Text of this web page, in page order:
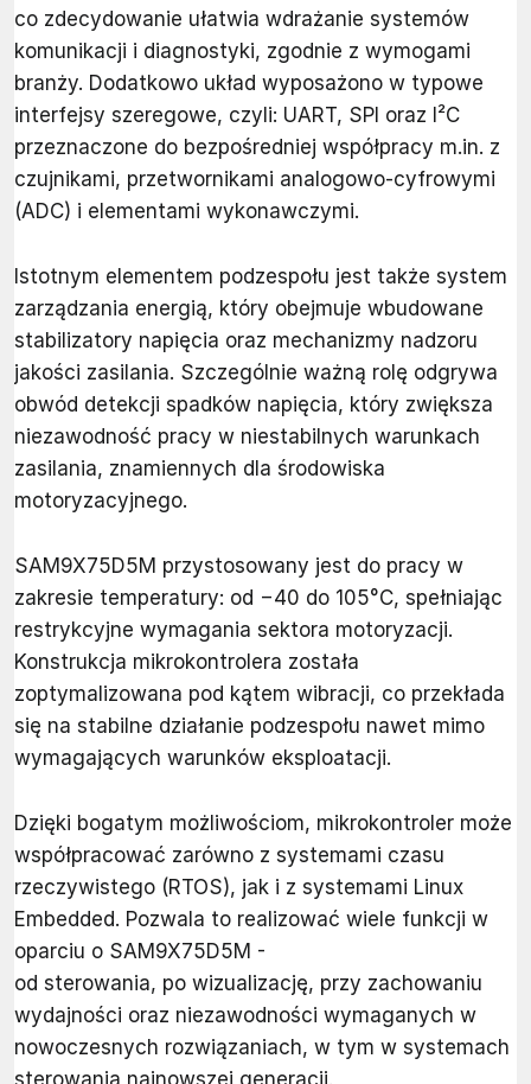
co zdecydowanie ułatwia wdrażanie systemów
komunikacji i diagnostyki, zgodnie z wymogami
branży. Dodatkowo układ wyposażono w typowe
interfejsy szeregowe, czyli: UART, SPI oraz I²C
przeznaczone do bezpośredniej współpracy m.in. z
czujnikami, przetwornikami analogowo-cyfrowymi
(ADC) i elementami wykonawczymi.
Istotnym elementem podzespołu jest także system
zarządzania energią, który obejmuje wbudowane
stabilizatory napięcia oraz mechanizmy nadzoru
jakości zasilania. Szczególnie ważną rolę odgrywa
obwód detekcji spadków napięcia, który zwiększa
niezawodność pracy w niestabilnych warunkach
zasilania, znamiennych dla środowiska
motoryzacyjnego.
SAM9X75D5M przystosowany jest do pracy w
zakresie temperatury: od −40 do 105°C, spełniając
restrykcyjne wymagania sektora motoryzacji.
Konstrukcja mikrokontrolera została
zoptymalizowana pod kątem wibracji, co przekłada
się na stabilne działanie podzespołu nawet mimo
wymagających warunków eksploatacji.
Dzięki bogatym możliwościom, mikrokontroler może
współpracować zarówno z systemami czasu
rzeczywistego (RTOS), jak i z systemami Linux
Embedded. Pozwala to realizować wiele funkcji w
oparciu o SAM9X75D5M -
od sterowania, po wizualizację, przy zachowaniu
wydajności oraz niezawodności wymaganych w
nowoczesnych rozwiązaniach, w tym w systemach
sterowania najnowszej generacji.